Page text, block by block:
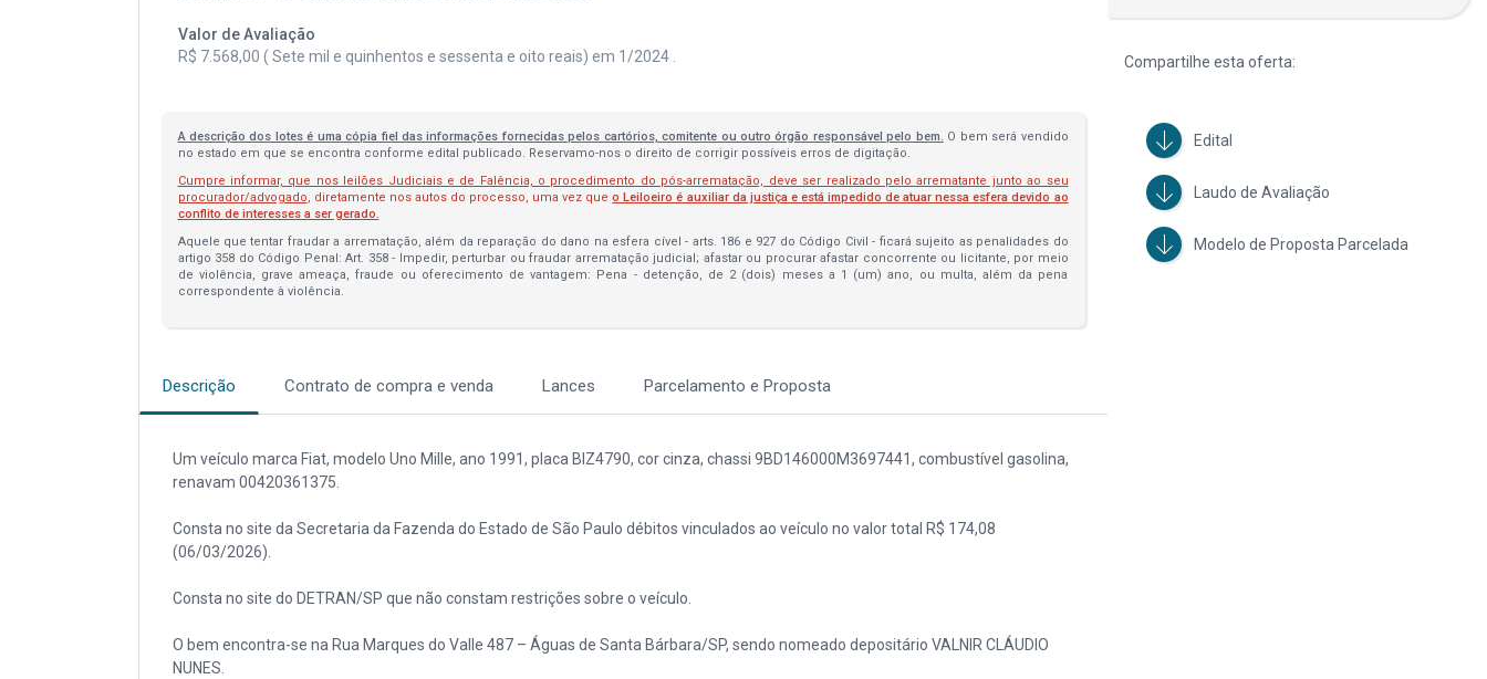
Valor de Avaliação
R$ 7.568,00 ( Sete mil e quinhentos e sessenta e oito reais) em 1/2024 .
A descrição dos lotes é uma cópia fiel das informações fornecidas pelos cartórios, comitente ou outro órgão responsável pelo bem.
O bem será vendido
no estado em que se encontra conforme edital publicado. Reservamo-nos o direito de corrigir possíveis erros de digitação.
Cumpre informar, que nos leilões Judiciais e de Falência, o procedimento do pós-arrematação, deve ser realizado pelo arrematante junto ao seu
procurador/advogado , diretamente nos autos do processo, uma vez queo Leiloeiro é auxiliar da justiça e está impedido de atuar nessa esfera devido ao
conflito de interesses a ser gerado.
Aquele que tentar fraudar a arrematação, além da reparação do dano na esfera cível - arts. 186 e 927 do Código Civil - ficará sujeito as penalidades do
artigo 358 do Código Penal: Art. 358 - Impedir, perturbar ou fraudar arrematação judicial; afastar ou procurar afastar concorrente ou licitante, por meio
de violência, grave ameaça, fraude ou oferecimento de vantagem: Pena - detenção, de 2 (dois) meses a 1 (um) ano, ou multa, além da pena
correspondente à violência.
Descrição Contrato de compra e venda Lances Parcelamento e Proposta
Um veículo marca Fiat, modelo Uno Mille, ano 1991, placa BIZ4790, cor cinza, chassi 9BD146000M3697441, combustível gasolina,
renavam 00420361375.
Consta no site da Secretaria da Fazenda do Estado de São Paulo débitos vinculados ao veículo no valor total R$ 174,08
(06/03/2026).
Consta no site do DETRAN/SP que não constam restrições sobre o veículo.
O bem encontra-se na Rua Marques do Valle 487 – Águas de Santa Bárbara/SP, sendo nomeado depositário VALNIR CLÁUDIO
NUNES.
Compartilhe esta oferta:
Edital
Laudo de Avaliação
Modelo de Proposta Parcelada